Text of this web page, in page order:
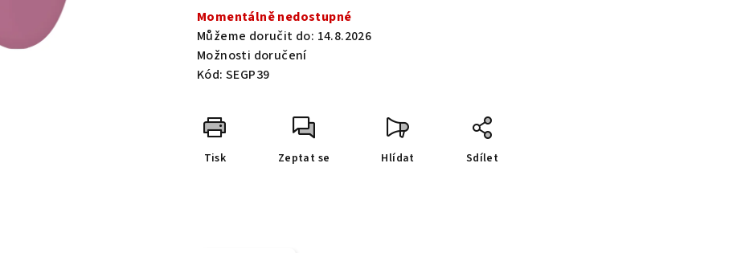
cena:
Momentálně nedostupné
Můžeme doručit do: 14.8.2026
Možnosti doručení
Kód: SEGP39
Tisk Zeptat se Hlídat Sdílet